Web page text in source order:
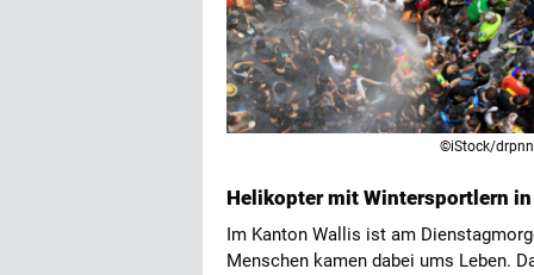
©iStock/
Helikopter mit Wintersportlern
Im Kanton Wallis ist am
Menschen kamen dabei ums Leben.